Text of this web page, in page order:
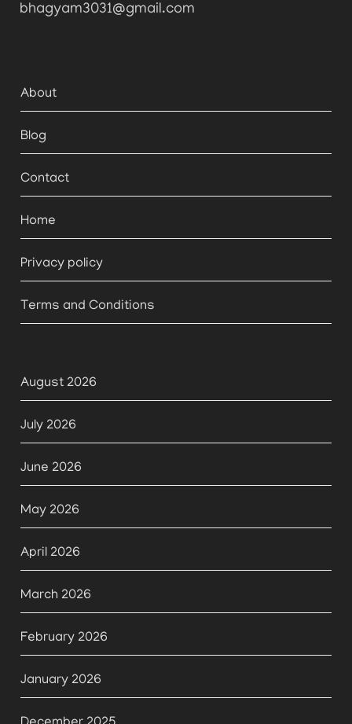
bhagyam3031@gmail.com
About
Blog
Contact
Home
Privacy policy
Terms and Conditions
August 2026
July 2026
June 2026
May 2026
April 2026
March 2026
February 2026
January 2026